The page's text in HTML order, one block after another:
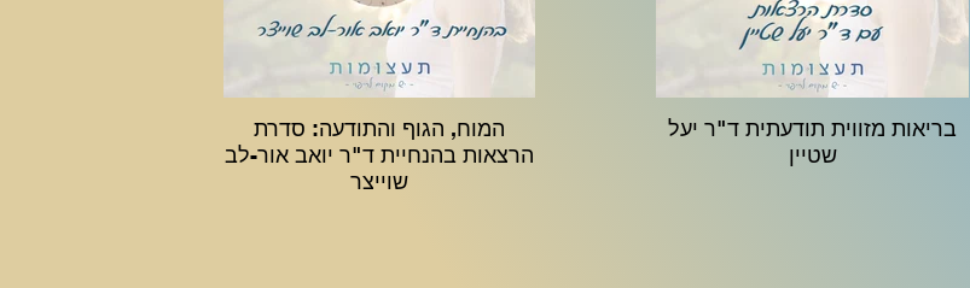
בריאות מזווית תודעתית ד"ר יעל
שטיין
המוח, הגוף והתודעה: סדרת
הרצאות בהנחיית ד"ר יואב אור-לב
שוייצר